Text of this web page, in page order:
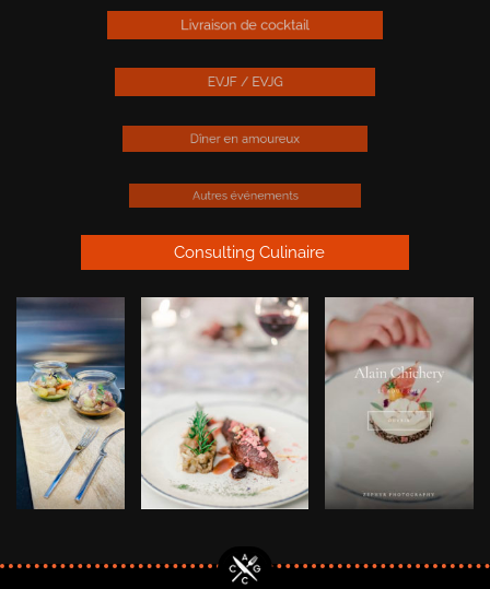
Livraison de cocktail
EVJF / EVJG
Dîner en amoureux
Autres événements
Consulting Culinaire